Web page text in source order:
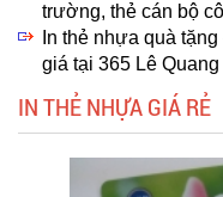
trường, thẻ cán bộ
In thẻ nhựa quà
giá tại 365 Lê
IN THẺ NHỰA GIÁ RẺ